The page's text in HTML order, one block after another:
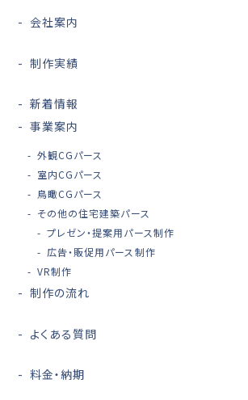
会社案内
制作実績
新着情報
事業案内
外観CGパース
室内CGパース
鳥瞰CGパース
その他の住宅建築パース
プレゼン・提案用パース制作
広告・販促用パース制作
VR制作
制作の流れ
よくある質問
料金・納期